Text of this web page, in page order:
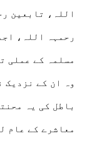
اللہ، تابعین
رحمہہ اللہ،
مسلمہ کے عملی
وہ ان کے نزدیک
معاشرے کے عام